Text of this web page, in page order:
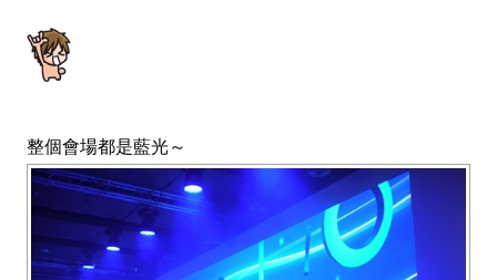
整個會場都是藍光～